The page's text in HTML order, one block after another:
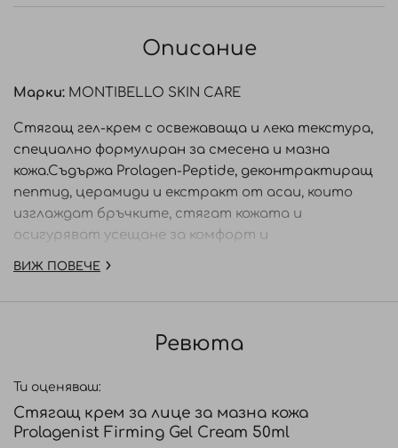
Описание
Марки: MONTIBELLO SKIN CARE
Стягащ гел-крем с освежаваща и лека текстура,
специално формулиран за смесена и мазна
кожа.Съдържа Prolagen-Peptide, деконтрактиращ
пептид, церамиди и екстракт от асаи, които
изглаждат бръчките, стягат кожата и
осигуряват усещане за комфорт и
Осигурява незабавна хидратация.Подобрява
възстановява нейната стегнатост. Стимулира
и възстановява производството на колаген,
придавайки по-стегнат и тонизиран
ВИЖ ПОВЕЧЕ
Ревюта
Ти оценяваш:
Стягащ крем за лице за мазна кожа
Prolagenist Firming Gel Cream 50ml